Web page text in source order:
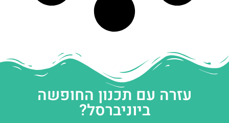
עזרה עם תכנון החופשה
ביוניברסל?